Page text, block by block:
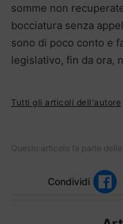
somme non
bocciatura senza
sono di poco conto e
legislativo, fin da ora,
Tutti gli articoli dell'autore
Questo articolo fa parte
Condividi